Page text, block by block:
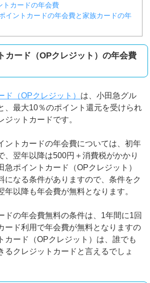
トカードの年会費
イントカードの年会費と家族カードの年
カード（OPクレジット）の年会費
ド（OPクレジット） は、小田急グル
、最大10％のポイント還元を受けられ
ジットカードです。
ントカードの年会費については、初年
、翌年以降は500円＋消費税がかかり
急ポイントカード（OPクレジット）
になる条件がありますので、条件をク
年以降も年会費が無料となります。
ドの年会費無料の条件は、1年間に1回
ード利用で年会費が無料となりますの
カード（OPクレジット）は、誰でも
るクレジットカードと言えるでしょ